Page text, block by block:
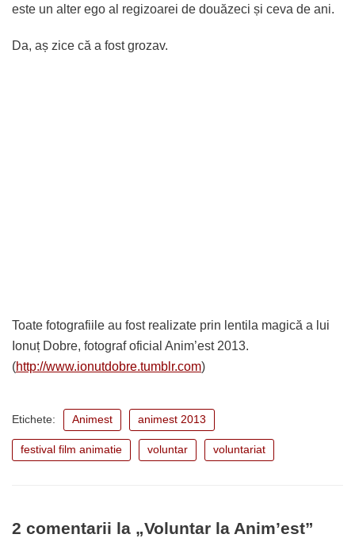
este un alter ego al regizoarei de douăzeci și ceva de ani.
Da, aș zice că a fost grozav.
Toate fotografiile au fost realizate prin lentila magică a lui
Ionuț Dobre, fotograf oficial Anim’est 2013.
(http://www.ionutdobre.tumblr.com)
Etichete: Animest animest 2013
festival film animatie voluntar voluntariat
2 comentarii la „Voluntar la Anim’est”